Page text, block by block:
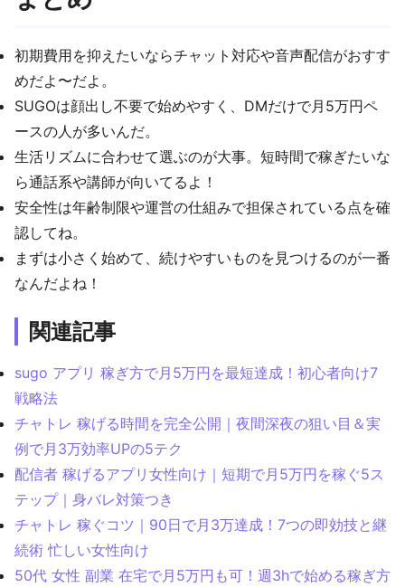
初期費用を抑えたいならチャット対応や音声配信がおすす
めだよ〜だよ。
SUGOは顔出し不要で始めやすく、DMだけで月5万円ペ
ースの人が多いんだ。
生活リズムに合わせて選ぶのが大事。短時間で稼ぎたいな
ら通話系や講師が向いてるよ！
安全性は年齢制限や運営の仕組みで担保されている点を確
認してね。
まずは小さく始めて、続けやすいものを見つけるのが一番
なんだよね！
関連記事
sugo アプリ 稼ぎ方で月5万円を最短達成！初心者向け7
戦略法
チャトレ 稼げる時間を完全公開｜夜間深夜の狙い目＆実
例で月3万効率UPの5テク
配信者 稼げるアプリ女性向け｜短期で月5万円を稼ぐ5ス
テップ｜身バレ対策つき
チャトレ 稼ぐコツ｜90日で月3万達成！7つの即効技と継
続術 忙しい女性向け
50代 女性 副業 在宅で月5万円も可！週3hで始める稼ぎ方